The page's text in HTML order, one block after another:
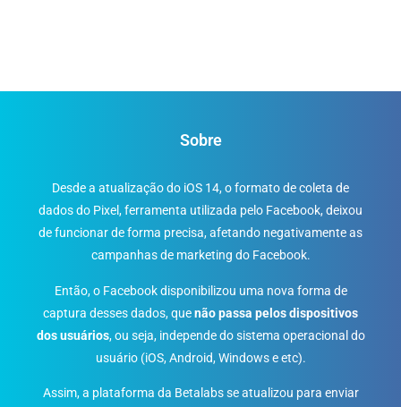
Sobre
Desde a atualização do iOS 14, o formato de coleta de
dados do Pixel, ferramenta utilizada pelo Facebook, deixou
de funcionar de forma precisa, afetando negativamente as
campanhas de marketing do Facebook.
Então, o Facebook disponibilizou uma nova forma de
captura desses dados, quenão passa pelos dispositivos
dos usuários, ou seja, independe do sistema operacional do
usuário (iOS, Android, Windows e etc).
Assim, a plataforma da Betalabs se atualizou para enviar